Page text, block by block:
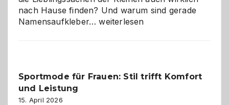
nach Hause finden? Und warum sind gerade
Namensaufkleber…Namensaufkleber
gegen
weiterlesen
Sportmode für Frauen: Stil trifft Komfort
und Leistung
15. April 2026